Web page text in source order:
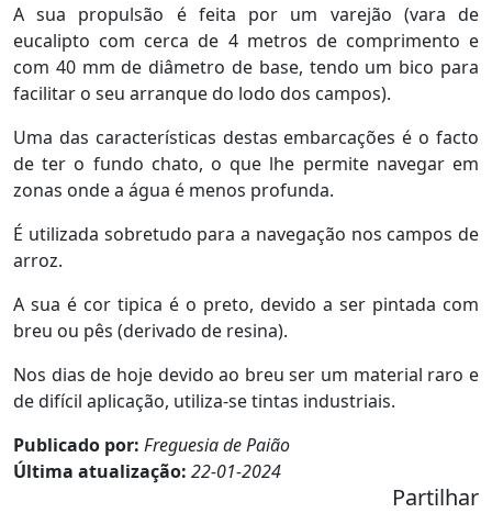
A sua propulsão é feita por um varejão (vara de
eucalipto com cerca de 4 metros de comprimento e
com 40 mm de diâmetro de base, tendo um bico para
facilitar o seu arranque do lodo dos campos).
Uma das características destas embarcações é o facto
de ter o fundo chato, o que lhe permite navegar em
zonas onde a água é menos profunda.
É utilizada sobretudo para a navegação nos campos de
arroz.
A sua é cor tipica é o preto, devido a ser pintada com
breu ou pês (derivado de resina).
Nos dias de hoje devido ao breu ser um material raro e
de difícil aplicação, utiliza-se tintas industriais.
Publicado por: Freguesia de Paião
Última atualização: 22-01-2024
Partilhar